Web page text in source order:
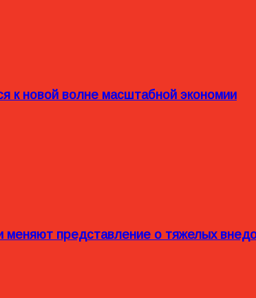
к новой волне масштабной экономии
меняют представление о тяжелых